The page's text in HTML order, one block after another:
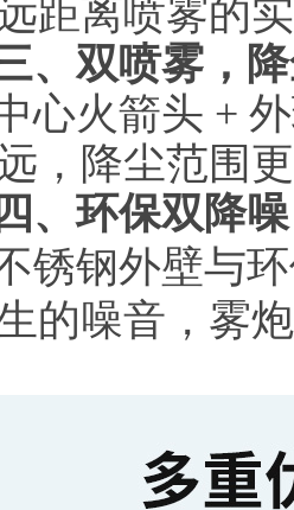
距离喷雾的
双喷雾，降
火箭头 + 外
，降尘范围
环保双降噪
钢外壁与环
的噪音，雾